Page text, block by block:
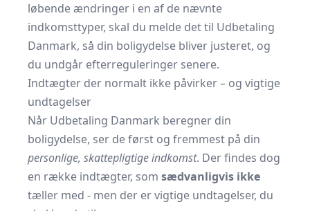
løbende ændringer i en af de nævnte
indkomsttyper, skal du melde det til Udbetaling
Danmark, så din boligydelse bliver justeret, og
du undgår efterreguleringer senere.
Indtægter der normalt ikke påvirker – og vigtige
undtagelser
Når Udbetaling Danmark beregner din
boligydelse, ser de først og fremmest på din
personlige, skattepligtige indkomst. Der findes dog
en række indtægter, som sædvanligvis ikke
tæller med - men der er vigtige undtagelser, du